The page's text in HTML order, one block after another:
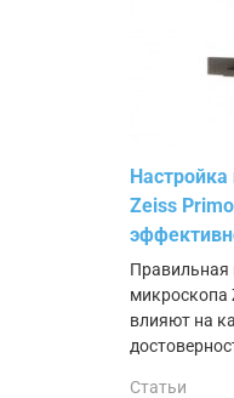
Zeiss
Правильная
микроскопа
влияют на
Статьи